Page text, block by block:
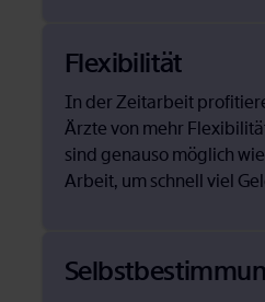
Fle­xi­bi­li­tät
In der Zeit­ar­beit
Ärz­te von mehr
sind ge­nau­so mög­lich
Ar­beit, um schnell viel